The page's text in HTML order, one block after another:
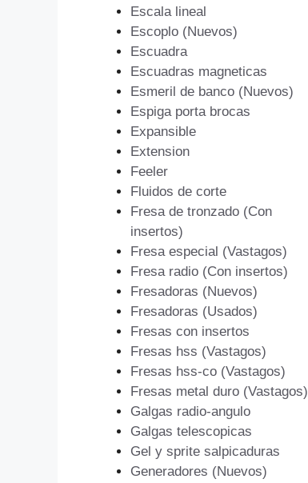
Escala lineal
Escoplo (Nuevos)
Escuadra
Escuadras magneticas
Esmeril de banco (Nuevos)
Espiga porta brocas
Expansible
Extension
Feeler
Fluidos de corte
Fresa de tronzado (Con
insertos)
Fresa especial (Vastagos)
Fresa radio (Con insertos)
Fresadoras (Nuevos)
Fresadoras (Usados)
Fresas con insertos
Fresas hss (Vastagos)
Fresas hss-co (Vastagos)
Fresas metal duro (Vastagos)
Galgas radio-angulo
Galgas telescopicas
Gel y sprite salpicaduras
Generadores (Nuevos)